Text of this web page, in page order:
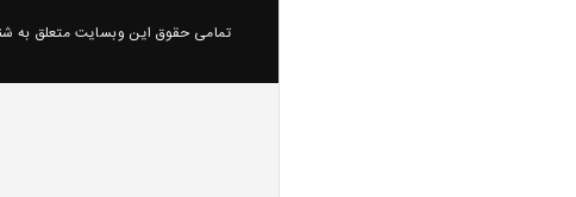
تمامی حقوق این وبسایت متعلق به